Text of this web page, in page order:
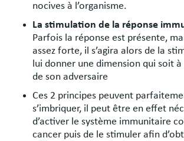
nocives à l’organisme.
La stimulation de la réponse
Parfois la réponse est présente,
assez forte, il s’agira alors de la
lui donner une dimension qui soit
de son adversaire
Ces 2 principes peuvent
s’imbriquer, il peut être en effet
d’activer le système immunitaire
cancer puis de le stimuler afin